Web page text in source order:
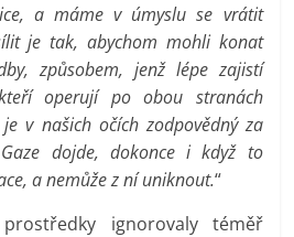
a máme v úmyslu se vrátit
je tak, abychom mohli konat
způsobem, jenž lépe zajistí
operují po obou stranách
v našich očích zodpovědný za
dojde, dokonce i když to
a nemůže z ní uniknout.“
ignorovaly téměř